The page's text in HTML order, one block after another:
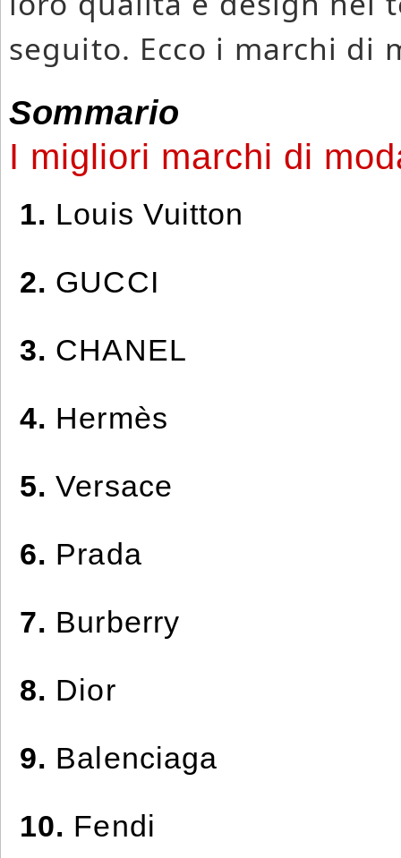
seguito. Ecco i marchi di
Sommario
I migliori marchi di
1. Louis Vuitton
2. GUCCI
3. CHANEL
4. Hermès
5.Versace
6. Prada
7. Burberry
8. Dior
9. Balenciaga
10. Fendi